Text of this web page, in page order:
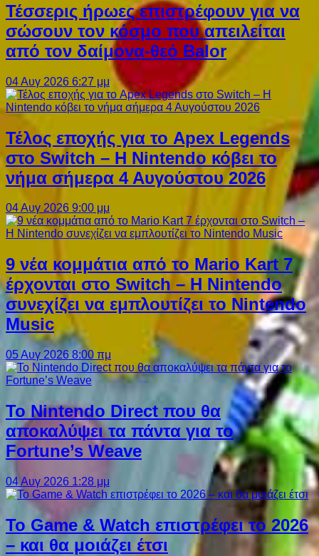
Τέσσερις ήρωες επιστρέφουν για να
σώσουν τον κόσμο που απειλείται
από τον δαίμονα-θεό Balor
04 Αυγ 2026 6:27 μμ
Τέλος εποχής για το Apex Legends
στο Switch – Η Nintendo κόβει το
νήμα σήμερα 4 Αυγούστου 2026
04 Αυγ 2026 9:00 μμ
9 νέα κομμάτια από το Mario Kart 7
έρχονται στο Switch – Η Nintendo
συνεχίζει να εμπλουτίζει το Nintendo
Music
05 Αυγ 2026 8:00 πμ
Το Nintendo Direct που θα
αποκαλύψει τα πάντα για το
Fortune’s Weave
04 Αυγ 2026 1:28 μμ
Το Game & Watch επιστρέφει το 2026
– και θα μοιάζει έτσι